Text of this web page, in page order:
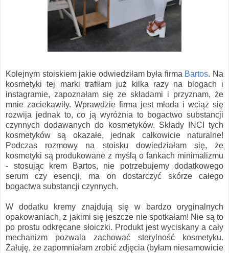
Kolejnym stoiskiem jakie odwiedziłam była firma Bartos. Na
kosmetyki tej marki trafiłam już kilka razy na blogach i
instagramie, zapoznałam się ze składami i przyznam, że
mnie zaciekawiły. Wprawdzie firma jest młoda i wciąż się
rozwija jednak to, co ją wyróżnia to bogactwo substancji
czynnych dodawanych do kosmetyków. Składy INCI tych
kosmetyków są okazałe, jednak całkowicie naturalne!
Podczas rozmowy na stoisku dowiedziałam się, że
kosmetyki są produkowane z myślą o fankach minimalizmu
- stosując krem Bartos, nie potrzebujemy dodatkowego
serum czy esencji, ma on dostarczyć skórze całego
bogactwa substancji czynnych.
W dodatku kremy znajdują się w bardzo oryginalnych
opakowaniach, z jakimi się jeszcze nie spotkałam! Nie są to
po prostu odkręcane słoiczki. Produkt jest wyciskany a cały
mechanizm pozwala zachować sterylność kosmetyku.
Żałuję, że zapomniałam zrobić zdjęcia (byłam niesamowicie